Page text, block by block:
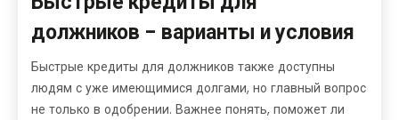
должников - варианты и условия
Быстрые кредиты для должников также доступны
людям с уже имеющимися долгами, но главный вопрос
не только в одобрении. Важнее понять, поможет ли